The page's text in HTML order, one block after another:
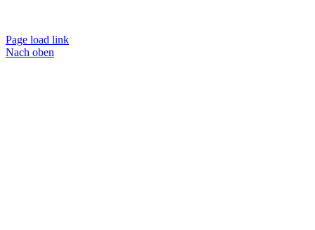
Page load link
Nach oben